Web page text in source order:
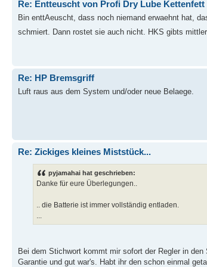
Re: Entteuscht von Profi Dry Lube Kettenfett
Bin enttAeuscht, dass noch niemand erwaehnt hat,
schmiert. Dann rostet sie auch nicht. HKS gibts
Re: HP Bremsgriff
Luft raus aus dem System und/oder neue Belaege.
Re: Zickiges kleines Miststück...
pyjamahai hat geschrieben:
Danke für eure Überlegungen..
.. die Batterie ist immer vollständig entladen.
Bei dem Stichwort kommt mir sofort der Regler in
Garantie und gut war's. Habt ihr den schon einmal